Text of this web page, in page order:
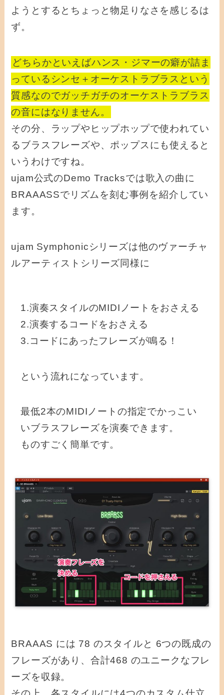
ようとするとちょっと物足りなさを感じるは
ず。
どちらかといえばハンス・ジマーの癖が詰ま
っているシンセ＋オーケストラブラスという
質感なのでガッチガチのオーケストラブラス
の音にはなりません。
その分、ラップやヒップホップで使われてい
るブラスフレーズや、ポップスにも使えると
いうわけですね。
ujam公式のDemo Tracksでは歌入の曲に
BRAAASSでリズムを刻む事例を紹介してい
ます。
ujam Symphonicシリーズは他のヴァーチャ
ルアーティストシリーズ同様に
1.演奏スタイルのMIDIノートをおさえる
2.演奏するコードをおさえる
3.コードにあったフレーズが鳴る！
という流れになっています。
最低2本のMIDIノートの指定でかっこい
いブラスフレーズを演奏できます。
ものすごく簡単です。
BRAAAS には 78 のスタイルと 6つの既成の
フレーズがあり、合計468 のユニークなフレ
ーズを収録。